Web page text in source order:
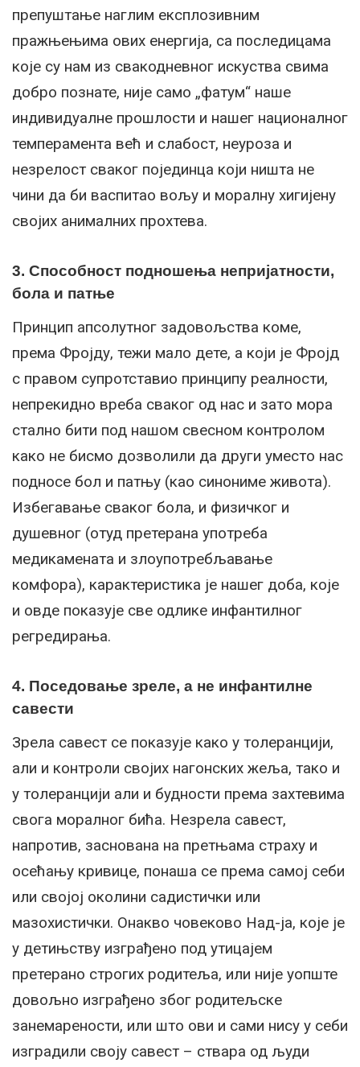
препуштање наглим експлозивним
пражњењима ових енергија, са последицама
које су нам из свакодневног искуства свима
добро познате, није само „фатум“ наше
индивидуалне прошлости и нашег националног
темперамента већ и слабост, неуроза и
незрелост сваког појединца који ништа не
чини да би васпитао вољу и моралну хигијену
својих анималних прохтева.
3. Способност подношења непријатности,
бола и патње
Принцип апсолутног задовољства коме,
према Фројду, тежи мало дете, а који је Фројд
с правом супротставио принципу реалности,
непрекидно вреба сваког од нас и зато мора
стално бити под нашом свесном контролом
како не бисмо дозволили да други уместо нас
подносе бол и патњу (као синониме живота).
Избегавање сваког бола, и физичког и
душевног (отуд претерана употреба
медикамената и злоупотребљавање
комфора), карактеристика је нашег доба, које
и овде показује све одлике инфантилног
регредирања.
4. Поседовање зреле, а не инфантилне
савести
Зрела савест се показује како у толеранцији,
али и контроли својих нагонских жеља, тако и
у толеранцији али и будности према захтевима
свога моралног бића. Незрела савест,
напротив, заснована на претњама страху и
осећању кривице, понаша се према самој себи
или својој околини садистички или
мазохистички. Онакво човеково Над-ја, које је
у детињству изграђено под утицајем
претерано строгих родитеља, или није уопште
довољно изграђено због родитељске
занемарености, или што ови и сами нису у себи
изградили своју савест – ствара од људи